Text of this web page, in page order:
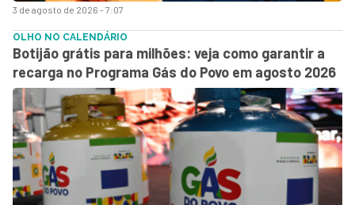
3 de agosto de 2026 - 7:07
OLHO NO CALENDÁRIO
Botijão grátis para milhões: veja como garantir a
recarga no Programa Gás do Povo em agosto 2026